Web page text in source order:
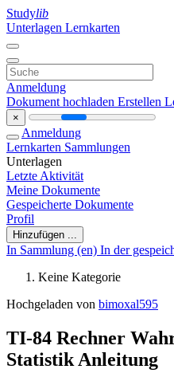
Studylib
Unterlagen Lernkarten
Anmeldung
Dokument hochladen Erstellen
×
Anmeldung
Lernkarten Sammlungen
Unterlagen
Letzte Aktivität
Meine Dokumente
Gespeicherte Dokumente
Profil
Hinzufügen ...
In Sammlung (en) In der
Keine Kategorie
Hochgeladen von bimoxal595
TI-84 Rechner
Statistik Anleitung